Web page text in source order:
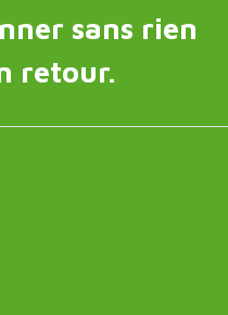
sans rien
retour.